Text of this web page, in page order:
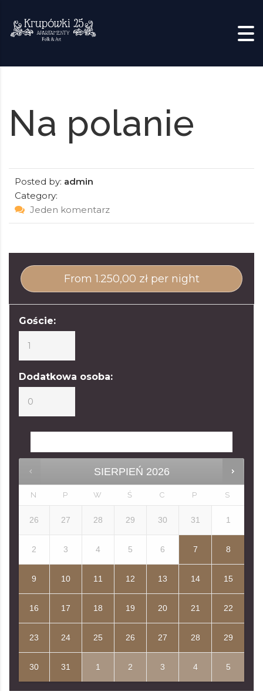
Na polanie
Posted by: admin
Category:
Jeden komentarz
From1.250,00 złper night
Goście:
Dodatkowa osoba:
SIERPIEŃ 2026
N P W Ś C P S
26 27 28 29 30 31 1
2 3 4 5 6 7 8
9 10 11 12 13 14 15
16 17 18 19 20 21 22
23 24 25 26 27 28 29
30 31 1 2 3 4 5